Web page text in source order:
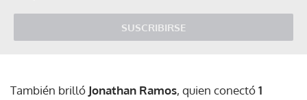
SUSCRIBIRSE
También brilló Jonathan Ramos, quien conectó1